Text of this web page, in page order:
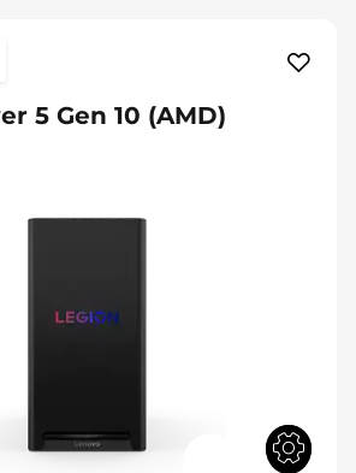
5 Gen 10 (AMD)